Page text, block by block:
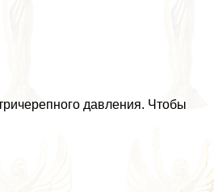
давления. Чтобы